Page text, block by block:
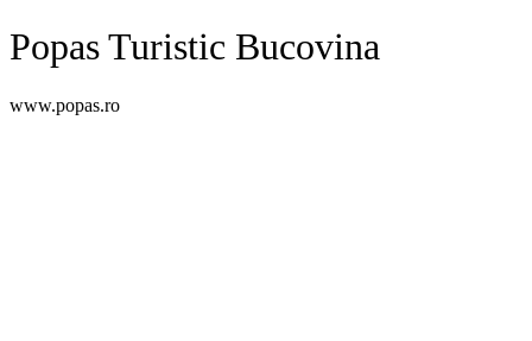
Popas Turistic Bucovina
www.popas.ro